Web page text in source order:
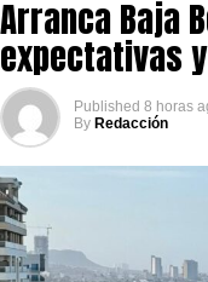
Arranca Baja
expectativas
Published 8 horas
By Redacción